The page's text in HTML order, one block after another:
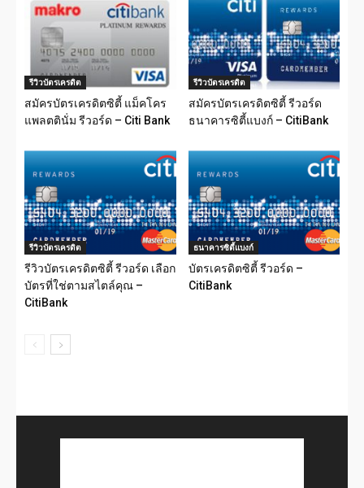
รีวิวบัตรเครดิต
สมัครบัตรเครดิตซิตี้ แม็คโคร
แพลตตินั่ม รีวอร์ด – Citi Bank
รีวิวบัตรเครดิต
สมัครบัตรเครดิตซิตี้ รีวอร์ด
ธนาคารซิตี้แบงก์ – CitiBank
รีวิวบัตรเครดิต
รีวิวบัตรเครดิตซิตี้ รีวอร์ด เลือก
บัตรที่ใช่ตามสไตล์คุณ –
CitiBank
ธนาคารซิตี้แบงก์
บัตรเครดิตซิตี้ รีวอร์ด –
CitiBank